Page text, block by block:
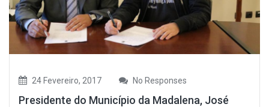
24 Fevereiro, 2017 No Responses
Presidente do Município da Madalena, José